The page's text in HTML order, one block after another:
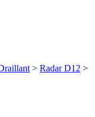
> Radar D12 >